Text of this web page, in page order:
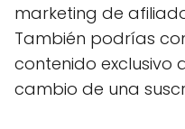
marketing de
También podrías
contenido exclusivo
cambio de una